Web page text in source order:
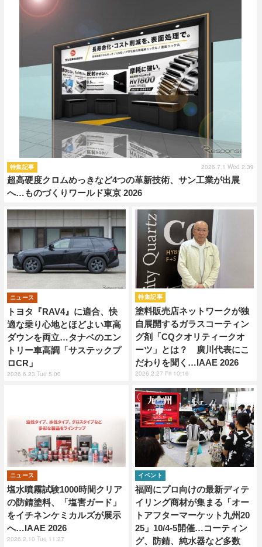
鈑金・塗装
ヘッドライト磨き コーティング
フィルム・ラッピング
小キズ直し 防錆
ストップ 不具合修理＆粗悪修理
カーメーカー「旧車」関連プロジェ
クト
コラム
ショップ紹介
ショップレポート プロショップ検索
レストア
カーメーカー「旧車」関連プロジ
ェクト
コラム
インタビュー
イベント告知 イベントレポート
超高硬度クロムめっきなど4つの革新技術、サン工業が出展
へ…ものづくりワールド東京 2026
特集記事 2026.7.1 Wed 2:39
トヨタ『RAV4』に適合、快
適な乗り心地とほどよい車高
ダウンを両立…タナベのエン
トリー車高調「サステックプ
ロCR」
ニュース
2026.6.23 Tue 5:00
塗料販売店ネットワークが独
自展開するガラスコーティン
グ剤「CQクオリティークオ
ーツ」とは？ 廣川代表にこ
だわりを聞く…IAAE 2026
特集記事
2026.2.27 Fri 10:16
塩水噴霧試験1000時間クリア
の防錆塗料、「塩害ガード」
をイチネンケミカルズが展示
へ…IAAE 2026
ニュース
2026.2.10 Tue 11:27
福岡にプロ向けの最新ディテ
イリング商材が集まる「オー
トアフターマーケット九州20
25」10/4-5開催…コーティン
グ、防錆、純水器など多数
イベント